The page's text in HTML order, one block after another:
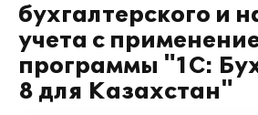
бухгалтерского и
учета с
программы "1С:
8 для Казахстан"